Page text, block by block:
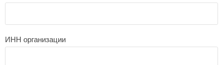
ИНН организации